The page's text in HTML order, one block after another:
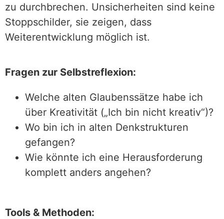
zu durchbrechen. Unsicherheiten sind keine
Stoppschilder, sie zeigen, dass
Weiterentwicklung möglich ist.
Fragen zur Selbstreflexion:
Welche alten Glaubenssätze habe ich
über Kreativität („Ich bin nicht kreativ“)?
Wo bin ich in alten Denkstrukturen
gefangen?
Wie könnte ich eine Herausforderung
komplett anders angehen?
Tools & Methoden: